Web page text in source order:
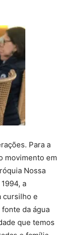
Para a
movimento em
Nossa
a
cursilho e
da água
que temos